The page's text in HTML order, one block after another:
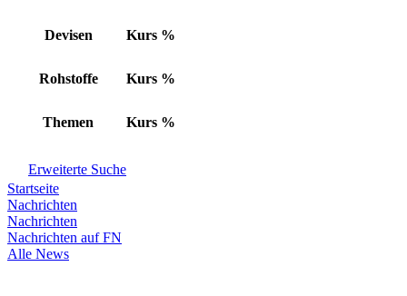
Devisen Kurs %
Rohstoffe Kurs %
Themen Kurs %
Erweiterte Suche
Startseite
Nachrichten
Nachrichten
Nachrichten auf FN
Alle News